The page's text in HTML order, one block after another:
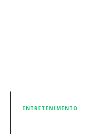
ENTRETENIMENTO